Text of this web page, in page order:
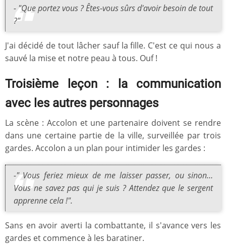
- "Que portez vous ? Êtes-vous sûrs d'avoir besoin de tout
?"
J'ai décidé de tout lâcher sauf la fille. C'est ce qui nous a
sauvé la mise et notre peau à tous. Ouf !
Troisième leçon : la communication
avec les autres personnages
La scène : Accolon et une partenaire doivent se rendre
dans une certaine partie de la ville, surveillée par trois
gardes. Accolon a un plan pour intimider les gardes :
-" Vous feriez mieux de me laisser passer, ou sinon…
Vous ne savez pas qui je suis ? Attendez que le sergent
apprenne cela !".
Sans en avoir averti la combattante, il s'avance vers les
gardes et commence à les baratiner.